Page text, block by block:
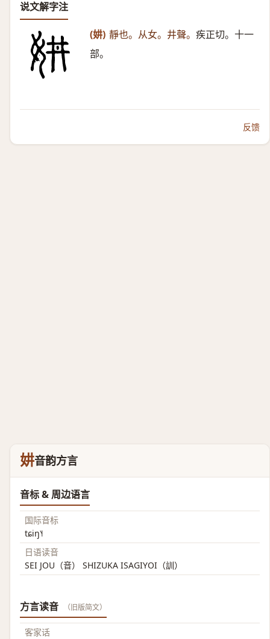
说文解字注
(妌) 靜也。从女。井聲。 疾正切。十一
部。
反馈
妌音韵方言
音标 & 周边语言
国际音标
tɕiŋ˥˧
日语读音
SEI JOU（音） SHIZUKA ISAGIYOI（訓）
方言读音 （旧版简文）
客家话